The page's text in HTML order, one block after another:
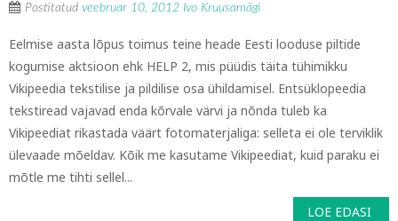
Postitatud veebruar 10, 2012 Ivo Kruusamägi
Eelmise aasta lõpus toimus teine heade Eesti looduse piltide
kogumise aktsioon ehk HELP 2, mis püüdis täita tühimikku
Vikipeedia tekstilise ja pildilise osa ühildamisel. Entsüklopeedia
tekstiread vajavad enda kõrvale värvi ja nõnda tuleb ka
Vikipeediat rikastada väärt fotomaterjaliga: selleta ei ole terviklik
ülevaade mõeldav. Kõik me kasutame Vikipeediat, kuid paraku ei
mõtle me tihti sellel...
LOE EDASI